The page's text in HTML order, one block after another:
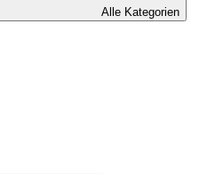
Alle Kategorien